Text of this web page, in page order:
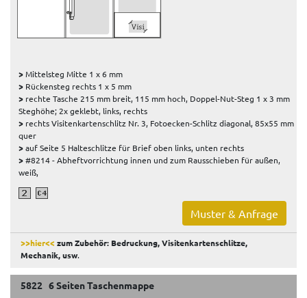
>Mittelsteg Mitte 1 x 6 mm
> Rückensteg rechts 1 x 5 mm
> rechte Tasche 215 mm breit, 115 mm hoch, Doppel-Nut-Steg 1 x 3 mm
Steghöhe; 2x geklebt, links, rechts
> rechts Visitenkartenschlitz Nr. 3, Fotoecken-Schlitz diagonal, 85x55 mm
quer
>auf Seite 5 Halteschlitze für Brief oben links, unten rechts
>#8214 - Abheftvorrichtung innen und zum Rausschieben für außen,
weiß,
Muster & Anfrage
>>hier<<zum Zubehör: Bedruckung, Visitenkartenschlitze,
Mechanik, usw.
5822 6 Seiten Taschenmappe